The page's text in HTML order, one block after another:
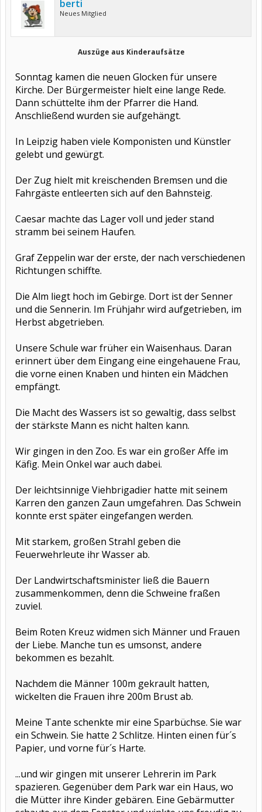
berti
Neues Mitglied
Auszüge aus Kinderaufsätze
Sonntag kamen die neuen Glocken für unsere
Kirche. Der Bürgermeister hielt eine lange Rede.
Dann schüttelte ihm der Pfarrer die Hand.
Anschließend wurden sie aufgehängt.
In Leipzig haben viele Komponisten und Künstler
gelebt und gewürgt.
Der Zug hielt mit kreischenden Bremsen und die
Fahrgäste entleerten sich auf den Bahnsteig.
Caesar machte das Lager voll und jeder stand
stramm bei seinem Haufen.
Graf Zeppelin war der erste, der nach verschiedenen
Richtungen schiffte.
Die Alm liegt hoch im Gebirge. Dort ist der Senner
und die Sennerin. Im Frühjahr wird aufgetrieben, im
Herbst abgetrieben.
Unsere Schule war früher ein Waisenhaus. Daran
erinnert über dem Eingang eine eingehauene Frau,
die vorne einen Knaben und hinten ein Mädchen
empfängt.
Die Macht des Wassers ist so gewaltig, dass selbst
der stärkste Mann es nicht halten kann.
Wir gingen in den Zoo. Es war ein großer Affe im
Käfig. Mein Onkel war auch dabei.
Der leichtsinnige Viehbrigadier hatte mit seinem
Karren den ganzen Zaun umgefahren. Das Schwein
konnte erst später eingefangen werden.
Mit starkem, großen Strahl geben die
Feuerwehrleute ihr Wasser ab.
Der Landwirtschaftsminister ließ die Bauern
zusammenkommen, denn die Schweine fraßen
zuviel.
Beim Roten Kreuz widmen sich Männer und Frauen
der Liebe. Manche tun es umsonst, andere
bekommen es bezahlt.
Nachdem die Männer 100m gekrault hatten,
wickelten die Frauen ihre 200m Brust ab.
Meine Tante schenkte mir eine Sparbüchse. Sie war
ein Schwein. Sie hatte 2 Schlitze. Hinten einen für´s
Papier, und vorne für´s Harte.
...und wir gingen mit unserer Lehrerin im Park
spazieren. Gegenüber dem Park war ein Haus, wo
die Mütter ihre Kinder gebären. Eine Gebärmutter